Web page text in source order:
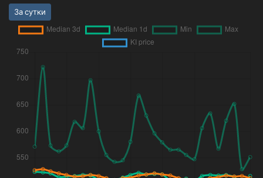
За сутки